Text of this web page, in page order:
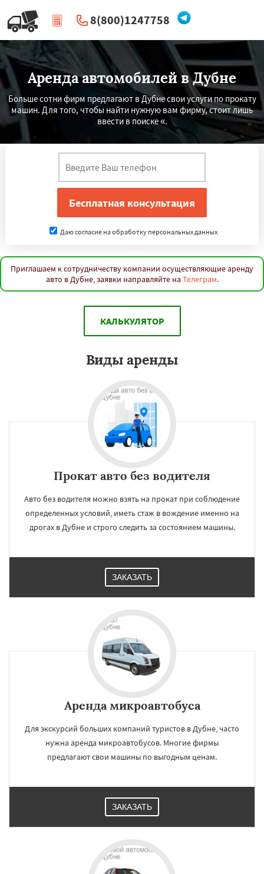
8(800)1247758
| Перезвоните мне
Аренда автомобилей в Дубне
Больше сотни фирм предлагают в Дубне свои услуги по прокату
машин. Для того, чтобы найти нужную вам фирму, стоит лишь
ввести в поиске «.
Даю согласие на обработку персональных данных
Приглашаем к сотрудничеству компании осуществляющие аренду
авто в Дубне, заявки направляйте на Телеграм.
КАЛЬКУЛЯТОР
Виды аренды
Прокат авто без водителя
Авто без водителя можно взять на прокат при соблюдение
определенных условий, иметь стаж в вождение именно на
дрогах в Дубне и строго следить за состоянием машины.
ЗАКАЗАТЬ
Аренда микроавтобуса
Для экскурсий больших компаний туристов в Дубне, часто
нужна аренда микроавтобусов. Многие фирмы
предлагают свои машины по выгодным ценам.
ЗАКАЗАТЬ